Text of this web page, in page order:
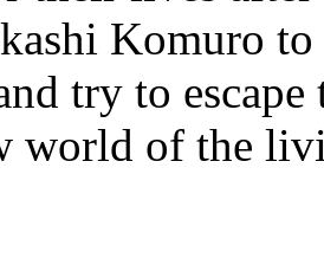
Komuro
try to
world of the